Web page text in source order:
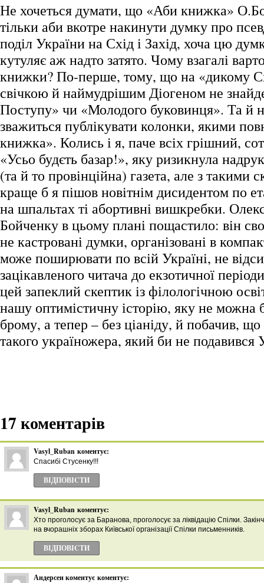
Не хочеться думати, що «Аби книжка»
тільки аби вкотре накинути думку про
поділ України на Схід і Захід, хоча цю
кутуляє аж надто затято. Чому взагалі
книжки? По-перше, тому, що на «дикому
свічкою й наймудрішим Діогеном не
Поступу» чи «Молодого буковинця». Та й
зважиться публікувати колонки, якими
книжка». Колись і я, паче всіх грішний,
«Усьо будєть базар!», яку ризикнула
(та й то провінційна) газета, але з такими
краще б я пішов новітнім дисидентом по
на шпальтах ті абортивні вишкребки.
Бойченку в цьому плані пощастило: він
не кастровані думки, організовані в
може поширювати по всій Україні, не
зацікавленого читача до екзотичної
цей запеклий скептик із філологічною
нашу оптимістичну історію, яку не можна
брому, а тепер – без ціаніду, й побачив,
такого україножера, який би не подавився
17 коментарів
Vasyl_Ruban коментує:
Спасибі Стусенку!!!
ВІДПОВІCТИ
Vasyl_Ruban коментує:
Хто проголосує за Баранова, проголосує за ліквідацію Спілки.
на вчорашніх зборах Київської організації Спілки письменників.
ВІДПОВІCТИ
Андерсен коментує коментує: